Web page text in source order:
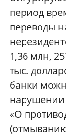
период
переводы
1,36 млн,
тыс.
банки
нарушении
«О